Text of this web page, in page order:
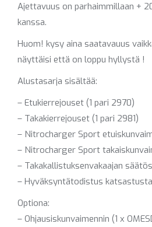
Ajettavuus on parhaimmillaan +
kanssa.
Huom! kysy aina saatavauus
näyttäisi että on loppu hyllystä !
Alustasarja sisältää:
– Etukierrejouset (1 pari 2970)
– Takakierrejouset (1 pari 2981)
– Nitrocharger Sport
– Nitrocharger Sport
– Takakallistuksenvakaajan
– Hyväksyntätodistus
Optiona:
– Ohjausiskunvaimennin (1 x